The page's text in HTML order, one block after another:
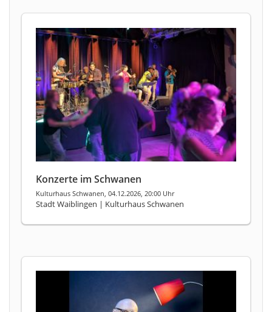
Konzerte im Schwanen
Kulturhaus Schwanen, 04.12.2026, 20:00 Uhr
Stadt Waiblingen | Kulturhaus Schwanen